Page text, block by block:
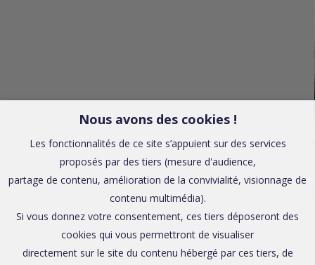
Nous avons des cookies !
Les fonctionnalités de ce site s’appuient sur des services
proposés par des tiers (mesure d'audience,
partage de contenu, amélioration de la convivialité, visionnage de
contenu multimédia).
Si vous donnez votre consentement, ces tiers déposeront des
cookies qui vous permettront de visualiser
directement sur le site du contenu hébergé par ces tiers, de